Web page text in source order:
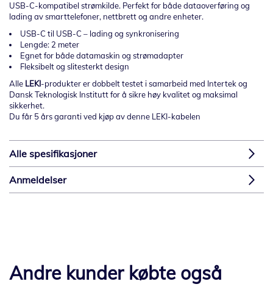
USB-C-kompatibel strømkilde. Perfekt for både dataoverføring og
lading av smarttelefoner, nettbrett og andre enheter.
USB-C til USB-C – lading og synkronisering
Lengde: 2 meter
Egnet for både datamaskin og strømadapter
Fleksibelt og slitesterkt design
Alle LEKI-produktererdobbelttestetisamarbeid med Intertekog
DanskTeknologisk Instituttforå sikre høy kvalitetog maksimal
sikkerhet.
Du får 5årsgarantived kjøpavdenne LEKI-kabelen
Alle spesifikasjoner
Anmeldelser
Andre kunder købte også